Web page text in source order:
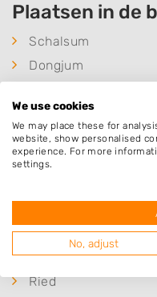
Plaatsen in de
Schalsum
Dongjum
Peins
Zweins
Tzum
Wjelsryp
Skingen
Ried
We use cookies
We may place these for
website, show personalised
experience. For more
settings.
No, adjust